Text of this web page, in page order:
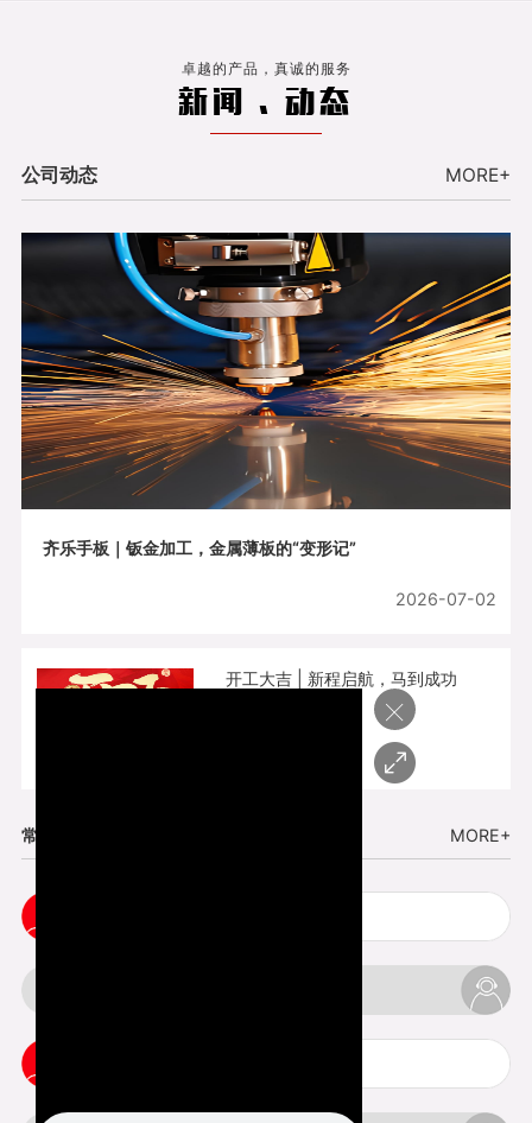
卓越的产品，真诚的服务
新闻 . 动态
公司动态 MORE+
齐乐手板｜钣金加工，金属薄板的“变形记”
2026-07-02
开工大吉 | 新程启航，马到成功
常见问题 MORE+
×